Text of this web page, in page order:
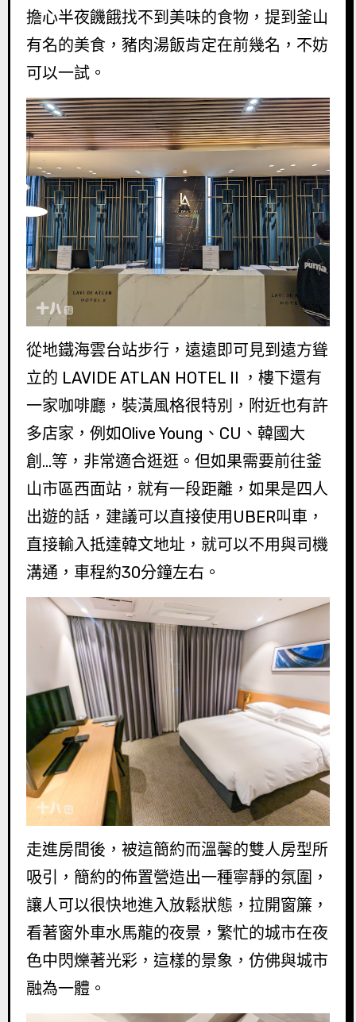
擔心半夜饑餓找不到美味的食物，提到釜山
有名的美食，豬肉湯飯肯定在前幾名，不妨
可以一試。
從地鐵海雲台站步行，遠遠即可見到遠方聳
立的 LAVIDE ATLAN HOTELⅡ，樓下還有
一家咖啡廳，裝潢風格很特別，附近也有許
多店家，例如Olive Young、CU、韓國大
創…等，非常適合逛逛。但如果需要前往釜
山市區西面站，就有一段距離，如果是四人
出遊的話，建議可以直接使用UBER叫車，
直接輸入抵達韓文地址，就可以不用與司機
溝通，車程約30分鐘左右。
走進房間後，被這簡約而溫馨的雙人房型所
吸引，簡約的佈置營造出一種寧靜的氛圍，
讓人可以很快地進入放鬆狀態，拉開窗簾，
看著窗外車水馬龍的夜景，繁忙的城市在夜
色中閃爍著光彩，這樣的景象，仿佛與城市
融為一體。